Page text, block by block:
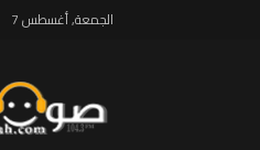
الجمعة, أغسطس 7